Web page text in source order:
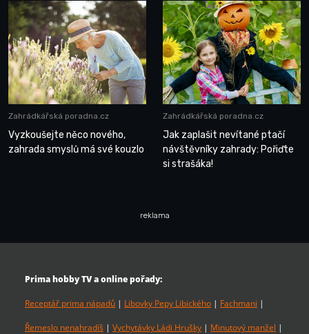
Zahrádkářská poradna.cz
Vyzkoušejte něco nového,
zahrada smyslů má své kouzlo
Zahrádkářská poradna.cz
Jak zaplašit nevítané ptačí
návštěvníky zahrady: Pořiďte
si strašáka!
reklama
Prima hobby TV a online pořady:
Receptář prima nápadů | Libovky Pepy Libického | Fachmani |
Řemeslo nenahradíš | Vychytávky Ládi Hrušky | Minutový manžel |